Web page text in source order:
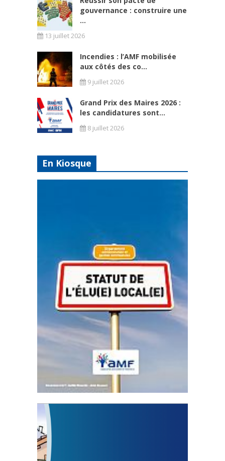
gouvernance : construire une
...
13 juillet 2026
Incendies : l’AMF mobilisée
aux côtés des co...
9 juillet 2026
Grand Prix des Maires 2026 :
les candidatures sont...
8 juillet 2026
En Kiosque
Statut de l’élu local
3 avril 2024
Mise à jour avril 2024
FEUILLETER